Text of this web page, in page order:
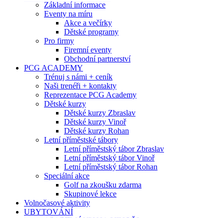
Základní informace
Eventy na míru
Akce a večírky
Dětské programy
Pro firmy
Firemní eventy
Obchodní partnerství
PCG ACADEMY
Trénuj s námi + ceník
Naši trenéři + kontakty
Reprezentace PCG Academy
Dětské kurzy
Dětské kurzy Zbraslav
Dětské kurzy Vinoř
Dětské kurzy Rohan
Letní příměstské tábory
Letní příměstský tábor Zbraslav
Letní příměstský tábor Vinoř
Letní příměstský tábor Rohan
Speciální akce
Golf na zkoušku zdarma
Skupinové lekce
Volnočasové aktivity
UBYTOVÁNÍ